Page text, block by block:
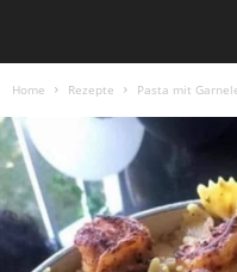
Home Rezepte Pasta mit